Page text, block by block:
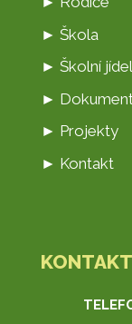
► Škola
► Školní
►
► Projekty
► Kontakt